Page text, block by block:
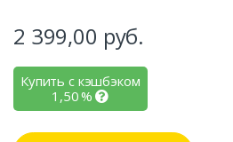
2 399,00 руб.
Купить с кэшбэком
1,50%